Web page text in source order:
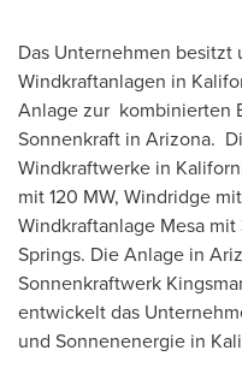
Das Unternehmen besitzt
Windkraftanlagen in
Anlage zur kombinierten
Sonnenkraft in Arizona.
Windkraftwerke in
mit 120 MW, Windridge
Windkraftanlage Mesa
Springs. Die Anlage in
Sonnenkraftwerk
entwickelt das
und Sonnenenergie in